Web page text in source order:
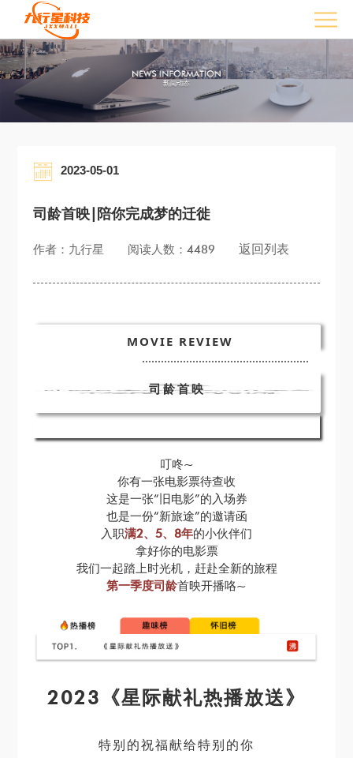
2023-05-01
司龄首映|陪你完成梦的迁徙
作者：九行星 阅读人数：4489 返回列表
MOVIE REVIEW
.....................................................
司龄首映
叮咚~
你有一张电影票待查收
这是一张“旧电影”的入场券
也是一份“新旅途”的邀请函
入职满2、5、8年的小伙伴们
拿好你的电影票
我们一起踏上时光机，赶赴全新的旅程
第一季度司龄首映开播咯~
2023《星际献礼热播放送》
特别的祝福献给特别的你